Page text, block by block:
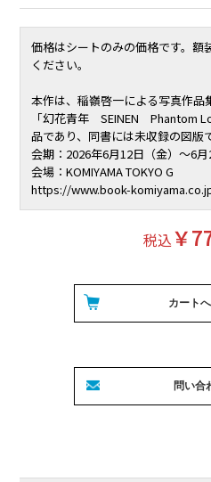
価格はシートのみの価格です。額
ください。
本作は、稲嶺啓一による写真作
「幻花青年 SEINEN Phantom
品であり、同書には未収録の図版で
会期：2026年6月12日（金）〜6月
会場：KOMIYAMA TOKYO G
https://www.book-
税込￥